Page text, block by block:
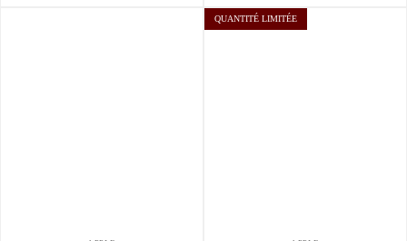
QUANTITÉ LIMITÉE